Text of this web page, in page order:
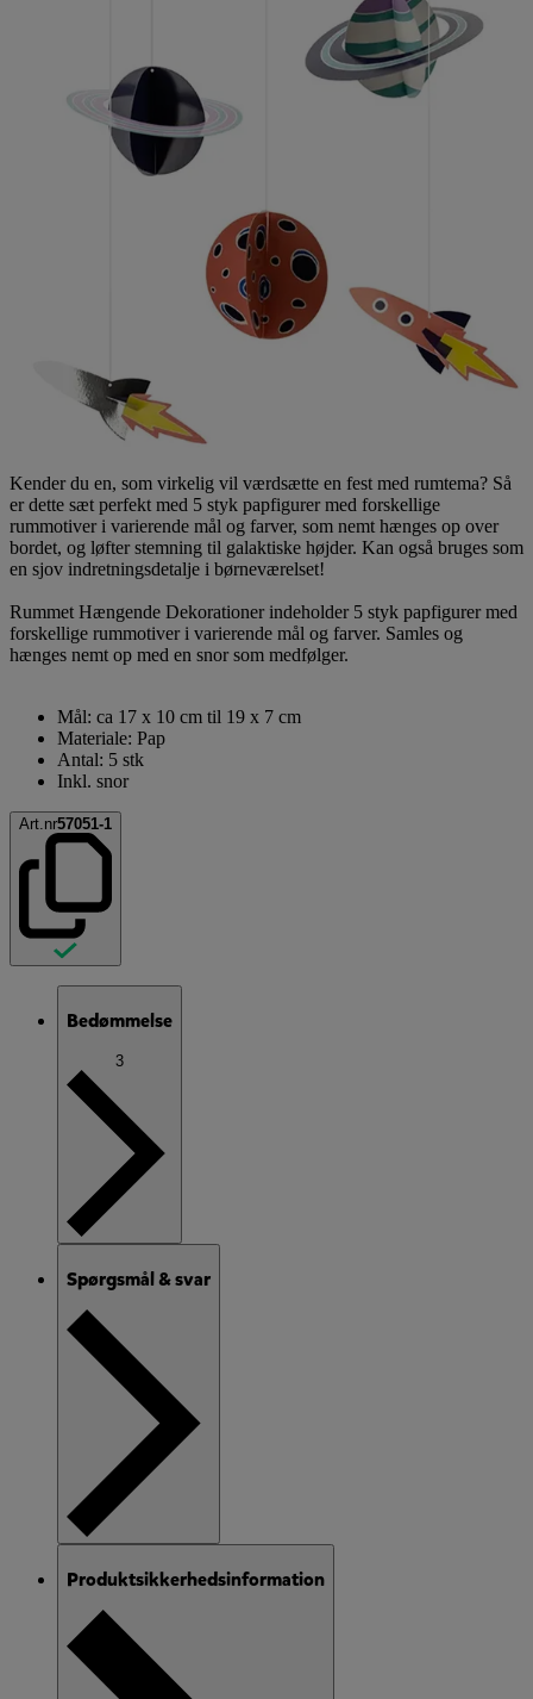
Kender du en, som virkelig vil værdsætte en fest med rumtema? Så
er dette sæt perfekt med 5 styk papfigurer med forskellige
rummotiver i varierende mål og farver, som nemt hænges op over
bordet, og løfter stemning til galaktiske højder. Kan også bruges som
en sjov indretningsdetalje i børneværelset!
Rummet Hængende Dekorationer indeholder 5 styk papfigurer med
forskellige rummotiver i varierende mål og farver. Samles og
hænges nemt op med en snor som medfølger.
Mål: ca 17 x 10 cm til 19 x 7 cm
Materiale: Pap
Antal: 5 stk
Inkl. snor
Art.nr57051-1
Bedømmelse
3
Spørgsmål & svar
Produktsikkerhedsinformation